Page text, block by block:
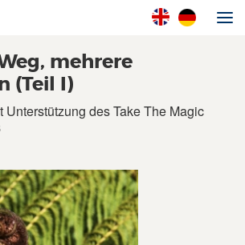
mehrere
(Teil I)
Unterstützung des Take The Magic